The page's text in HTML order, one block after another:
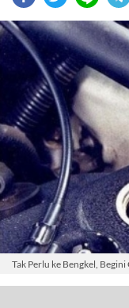
Tak Perlu ke Bengkel,